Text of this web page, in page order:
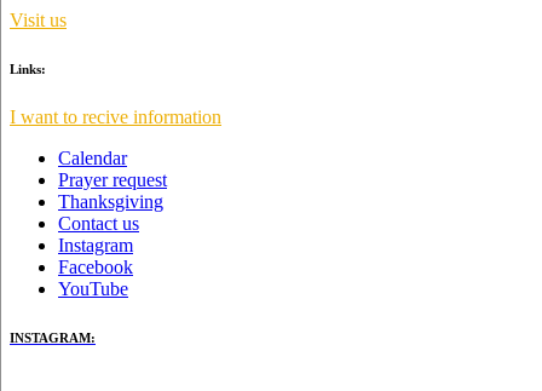
Visit us
Links:
I want to recive information
Calendar
Prayer request
Thanksgiving
Contact us
Instagram
Facebook
YouTube
INSTAGRAM: